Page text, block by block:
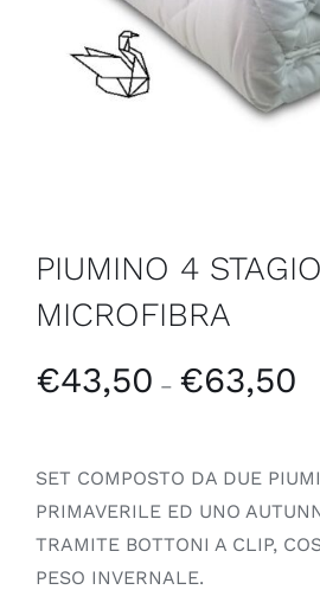
PIUMINO 4
MICROFIBRA
€43,50 – €63,50
SET COMPOSTO DA DUE
PRIMAVERILE ED UNO
TRAMITE BOTTONI A CLIP,
PESO INVERNALE.